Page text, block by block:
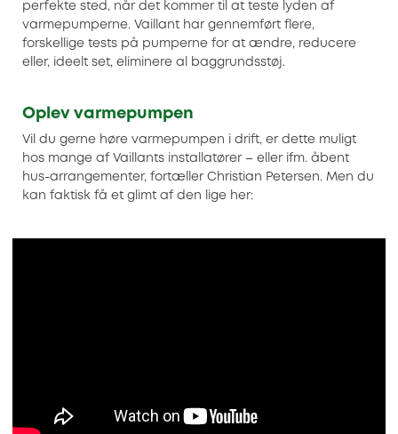
perfekte sted, når det kommer til at teste lyden af
varmepumperne. Vaillant har gennemført flere,
forskellige tests på pumperne for at ændre, reducere
eller, ideelt set, eliminere al baggrundsstøj.
Oplev varmepumpen
Vil du gerne høre varmepumpen i drift, er dette muligt
hos mange af Vaillants installatører – eller ifm. åbent
hus-arrangementer, fortæller Christian Petersen. Men du
kan faktisk få et glimt af den lige her: